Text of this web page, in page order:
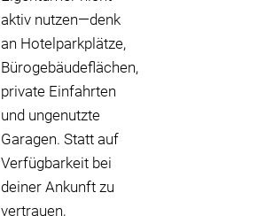
aktiv nutzen—denk
an Hotelparkplätze,
Bürogebäudeflächen,
private Einfahrten
und ungenutzte
Garagen. Statt auf
Verfügbarkeit bei
deiner Ankunft zu
vertrauen,